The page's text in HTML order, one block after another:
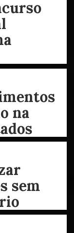
na
sem